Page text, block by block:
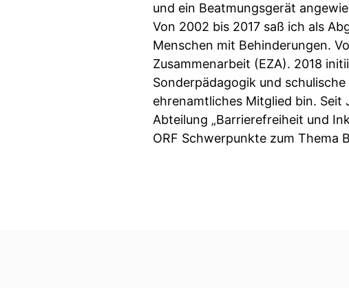
und ein Beatmungsgerät
Von 2002 bis 2017 saß ich als
Menschen mit Behinderungen.
Zusammenarbeit (EZA). 2018
Sonderpädagogik und
ehrenamtliches Mitglied bin. Seit
Abteilung „Barrierefreiheit und
ORF Schwerpunkte zum Thema